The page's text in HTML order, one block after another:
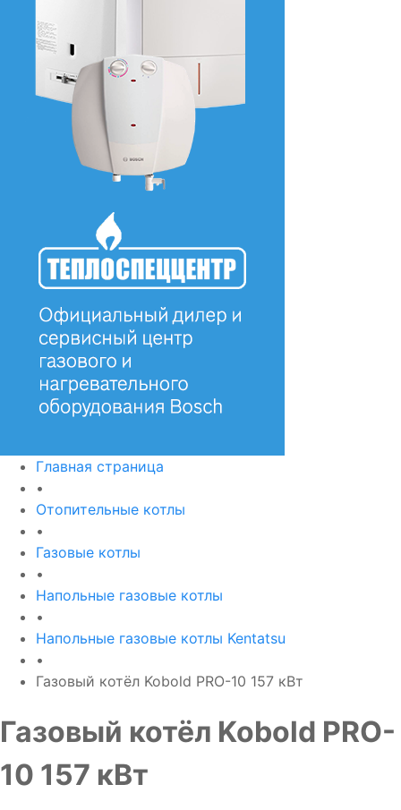
Главная страница
•
Отопительные котлы
•
Газовые котлы
•
Напольные газовые котлы
•
Напольные газовые котлы Kentatsu
•
Газовый котёл Kobold PRO-10 157 кВт
Газовый котёл Kobold PRO-
10 157 кВт